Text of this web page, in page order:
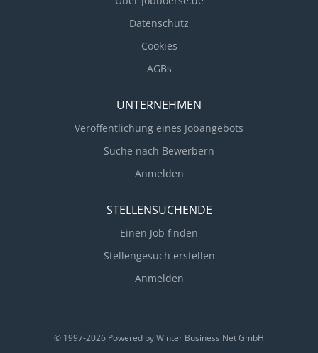
Datenschutz
Cookies
AGBs
UNTERNEHMEN
Veröffentlichung eines Jobangebots
Suche nach Bewerbern
Anmelden
STELLENSUCHENDE
Einen Job finden
Stellengesuch erstellen
Anmelden
© 1997-2026 Powered byWinter Business Net GmbH